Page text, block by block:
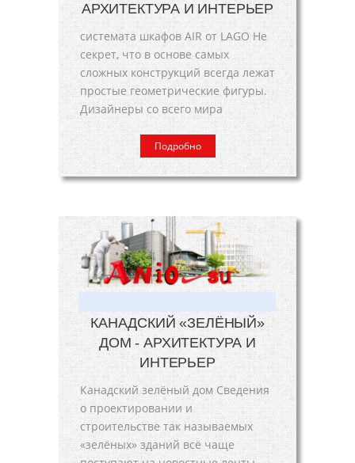
АРХИТЕКТУРА И ИНТЕРЬЕР
системата шкафов AIR от LAGO Не
секрет, что в основе самых
сложных конструкций всегда лежат
простые геометрические фигуры.
Дизайнеры со всего мира
Подробно
КАНАДСКИЙ «ЗЕЛЁНЫЙ»
ДОМ - АРХИТЕКТУРА И
ИНТЕРЬЕР
Канадский зелёный дом Сведения
о проектировании и
строительстве так называемых
«зелёных» зданий всё чаще